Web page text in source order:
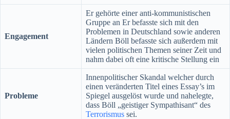
Engagement
Er gehörte einer anti-kommunistischen
Gruppe an Er befasste sich mit den
Problemen in Deutschland sowie anderen
Ländern Böll befasste sich außerdem mit
vielen politischen Themen seiner Zeit und
nahm dabei oft eine kritische Stellung ein
Probleme
Innenpolitischer Skandal welcher durch
einen veränderten Titel eines Essay’s im
Spiegel ausgelöst wurde und nahelegte,
dass Böll „geistiger Sympathisant“ des
Terrorismus sei.